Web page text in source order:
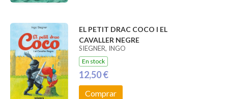
EL PETIT DRAC COCO I EL
CAVALLER NEGRE
SIEGNER, INGO
En stock
12,50 €
Comprar